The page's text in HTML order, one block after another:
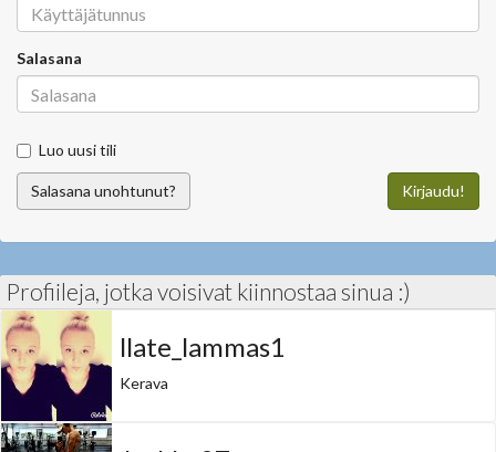
Salasana
Luo uusi tili
Salasana unohtunut? Kirjaudu!
Profiileja, jotka voisivat kiinnostaa sinua :)
llate_lammas1
Kerava